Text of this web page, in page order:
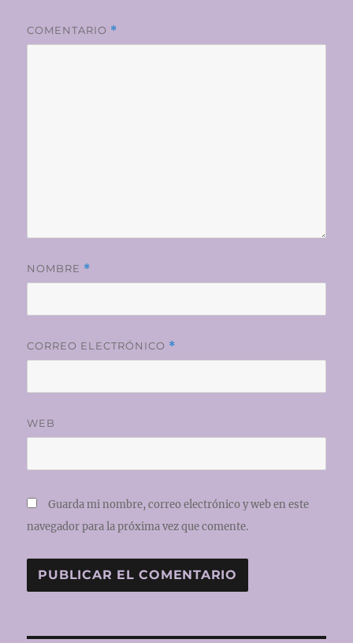
COMENTARIO *
NOMBRE *
CORREO ELECTRÓNICO *
WEB
Guarda mi nombre, correo electrónico y web en este
navegador para la próxima vez que comente.